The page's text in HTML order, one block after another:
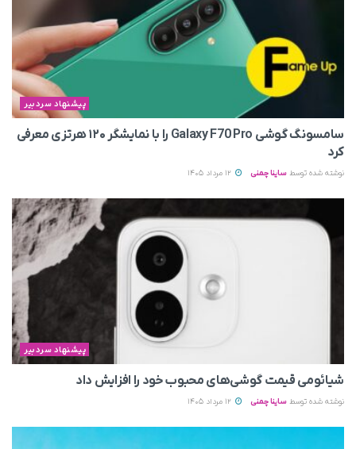
پیشنهاد سردبیر
سامسونگ گوشی Galaxy F70 Pro را با نمایشگر ۱۲۰ هرتزی معرفی
کرد
نوشته شده توسط ساینا چمنی
پیشنهاد سردبیر
شیائومی قیمت گوشی‌های محبوب خود را افزایش داد
نوشته شده توسط ساینا چمنی